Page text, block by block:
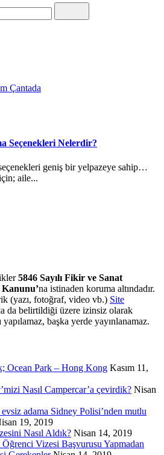
Çantada
Seçenekleri Nelerdir?
geniş bir yelpazeye sahip…
aile...
5846 Sayılı Fikir ve Sanat
na istinaden koruma altındadır.
(yazı, fotoğraf, video vb.) Site
da belirtildiği üzere izinsiz olarak
yapılamaz, başka yerde yayınlanamaz.
Ocean Park – Hong Kong Kasım 11,
Nasıl Campercar’a çevirdik? Nisan
evsiz adama Sidney Polisi’nden mutlu
19, 2019
Nasıl Aldık? Nisan 14, 2019
Öğrenci Vizesi Başvurusu Yapmadan